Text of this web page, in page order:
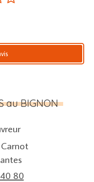
au BIGNON
80